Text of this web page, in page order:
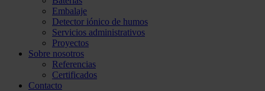
Embalaje
Detector iónico de humos
Servicios administrativos
Proyectos
Sobre nosotros
Referencias
Certificados
Contacto